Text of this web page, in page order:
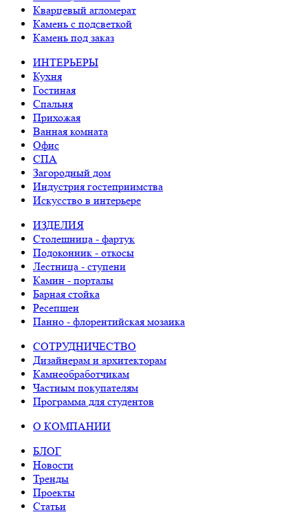
Кварцевый агломерат
Камень с подсветкой
Камень под заказ
ИНТЕРЬЕРЫ
Кухня
Гостиная
Спальня
Прихожая
Ванная комната
Офис
СПА
Загородный дом
Индустрия гостеприимства
Искусство в интерьере
ИЗДЕЛИЯ
Столешница - фартук
Подоконник - откосы
Лестница - ступени
Камин - порталы
Барная стойка
Ресепшен
Панно - флорентийская мозаика
СОТРУДНИЧЕСТВО
Дизайнерам и архитекторам
Камнеобработчикам
Частным покупателям
Программа для студентов
О КОМПАНИИ
БЛОГ
Новости
Тренды
Проекты
Статьи